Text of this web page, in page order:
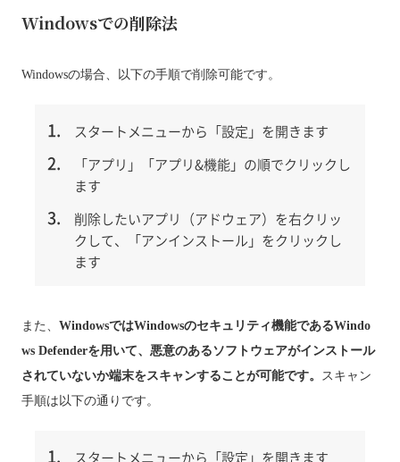
Windowsでの削除法
Windowsの場合、以下の手順で削除可能です。
スタートメニューから「設定」を開きます
「アプリ」「アプリ&機能」の順でクリックし
ます
削除したいアプリ（アドウェア）を右クリッ
クして、「アンインストール」をクリックし
ます
また、 WindowsではWindowsのセキュリティ機能であるWindo
ws Defenderを用いて、悪意のあるソフトウェアがインストール
されていないか端末をスキャンすることが可能です。
スキャン
手順は以下の通りです。
スタートメニューから「設定」を開きます